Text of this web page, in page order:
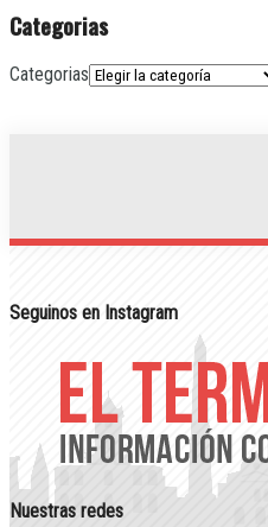
Categorias
Categorias
Seguinos en Instagram
Nuestras redes